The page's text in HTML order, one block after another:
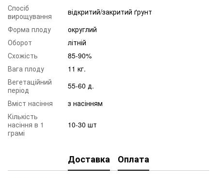
Спосіб
вирощування
відкритий/закритий ґрунт
Форма плоду
округлий
Оборот
літній
Схожість
85-90%
Вага плоду
11 кг.
Вегетаційний
період
55-60 д.
Вміст насіння
з насінням
Кількість
насіння в 1
грамі
10-30 шт
Доставка Оплата